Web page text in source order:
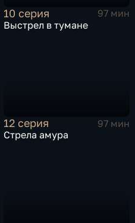
10 серия
97 мин
Выстрел в тумане
12 серия
97 мин
Стрела амура